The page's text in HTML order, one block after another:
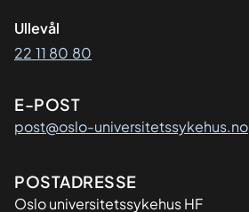
Ullevål
22 11 80 80
E-POST
post@oslo-universitetssykehus.no
Adresse
POSTADRESSE
Oslo universitetssykehus HF